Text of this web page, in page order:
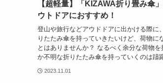
【超軽量】「KIZAWA折り畳み傘
ウトドアにおすすめ！
登山や旅行などアウドドアに出かける際に
りたたみ傘を持っていきたいけど、荷物
とはありませんか？ なるべく余分な荷物
か不明な折りたたみ傘を持っていくのは躊
2023.11.01